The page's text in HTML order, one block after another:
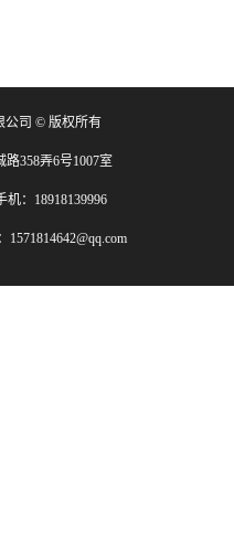
公司 © 版权所有
358弄6号1007室
：18918139996